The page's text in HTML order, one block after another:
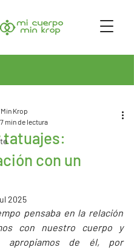
tatuajes:
con un
Krop
7 min de lectura
2025
pensaba en la relación
con nuestro cuerpo y
apropiamos de él, por